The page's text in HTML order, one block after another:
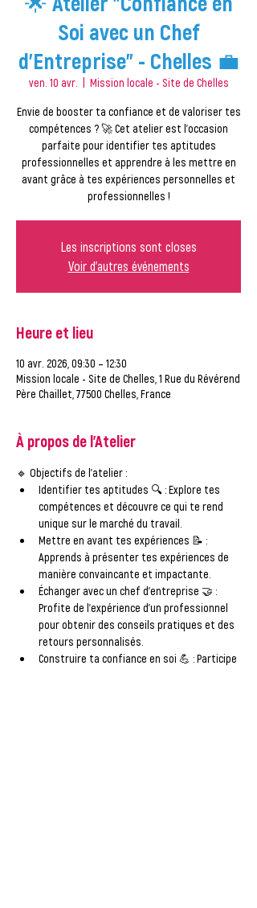
Soi avec un Chef
d'Entreprise" - Chelles 💼
ven. 10 avr. Mission locale - Site de Chelles
Envie de booster ta confiance et de valoriser tes
compétences ? 🚀 Cet atelier est l'occasion
parfaite pour identifier tes aptitudes
professionnelles et apprendre à les mettre en
avant grâce à tes expériences personnelles et
professionnelles !
Les inscriptions sont closes
Voir d'autres événements
Heure et lieu
10 avr. 2026, 09:30 – 12:30
Mission locale - Site de Chelles, 1 Rue du Révérend
Père Chaillet, 77500 Chelles, France
À propos de l'Atelier
🔹 Objectifs de l'atelier :
Identifier tes aptitudes 🔍 : Explore tes
compétences et découvre ce qui te rend
unique sur le marché du travail.
Mettre en avant tes expériences 📝 :
Apprends à présenter tes expériences de
manière convaincante et impactante.
Échanger avec un chef d’entreprise 🤝 :
Profite de l’expérience d’un professionnel
pour obtenir des conseils pratiques et des
retours personnalisés.
Construire ta confiance en soi 💪 : Participe